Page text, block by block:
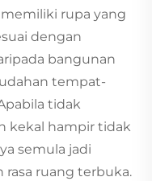
memiliki rupa yang
dengan
bangunan
tempat-
tidak
kekal hampir tidak
semula jadi
ruang terbuka.